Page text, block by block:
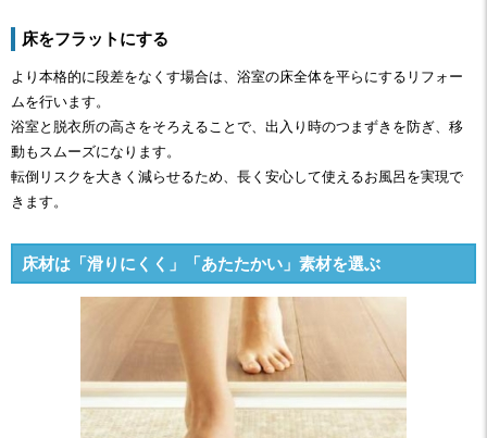
床をフラットにする
より本格的に段差をなくす場合は、浴室の床全体を平らにするリフォー
ムを行います。
浴室と脱衣所の高さをそろえることで、出入り時のつまずきを防ぎ、移
動もスムーズになります。
転倒リスクを大きく減らせるため、長く安心して使えるお風呂を実現で
きます。
床材は「滑りにくく」「あたたかい」素材を選ぶ